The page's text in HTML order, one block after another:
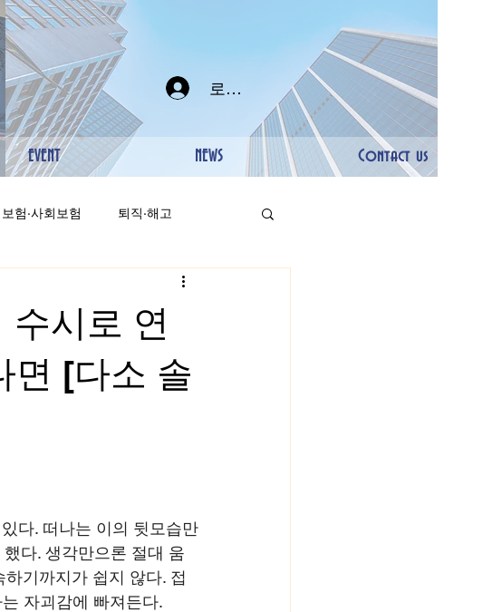
로그인
EVENT NEWS Contact us
험·사회보험 퇴직·해고
시로 연
면 [다소 솔
다. 떠나는 이의 뒷모습만
다. 생각만으론 절대 움
기까지가 쉽지 않다. 접
자괴감에 빠져든다.